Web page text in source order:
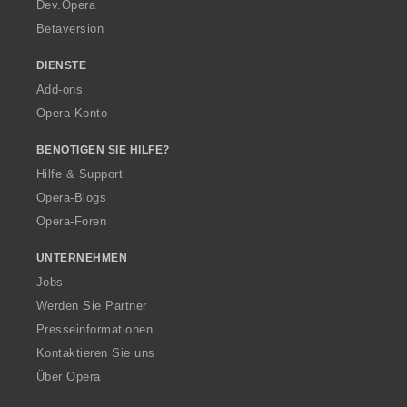
Dev.Opera
Betaversion
DIENSTE
Add-ons
Opera-Konto
BENÖTIGEN SIE HILFE?
Hilfe & Support
Opera-Blogs
Opera-Foren
UNTERNEHMEN
Jobs
Werden Sie Partner
Presseinformationen
Kontaktieren Sie uns
Über Opera